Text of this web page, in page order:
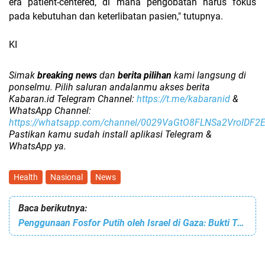
pada kebutuhan dan keterlibatan pasien," tutupnya.
KI
Simak breaking news dan berita pilihan kami langsung di
ponselmu. Pilih saluran andalanmu akses berita
Kabaran.id Telegram Channel: https://t.me/kabaranid &
WhatsApp Channel:
https://whatsapp.com/channel/0029VaGtO8FLNSa2VroIDF2E
Pastikan kamu sudah install aplikasi Telegram &
WhatsApp ya.
Health Nasional News
Baca berikutnya:
Penggunaan Fosfor Putih oleh Israel di Gaza: Bukti Telah Diserahkan ke ICC